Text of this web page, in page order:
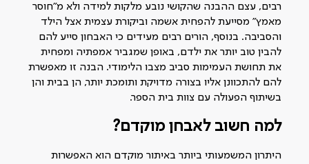
רבים, עצם ההבנה שהקושי נובע מלקות למידה ולא מ"חוסר
מאמץ" מסייעת להפחית אשמה וביקורת עצמית אצל הילד
והסביבה. בנוסף, הורים רבים מעידים כי האבחון סייע להם
להבין טוב יותר את ילדם, באופן שמגביר אמפתיה ומפחית
את תחושת העמימות סביב מצבו הלימודי. הבנה זו מאפשרת
להם להתכוונן אליו בצורה מדויקת ותומכת יותר, הן בבית והן
בשיתוף הפעולה עם צוות בית הספר.
למה חשוב לאבחן מוקדם?
היתרון המשמעותי ביותר באיתור מוקדם הוא האפשרות